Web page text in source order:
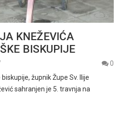
KNEŽEVIĆA
BISKUPIJE
0
župnik Župe Sv. Ilije
sahranjen je 5. travnja na